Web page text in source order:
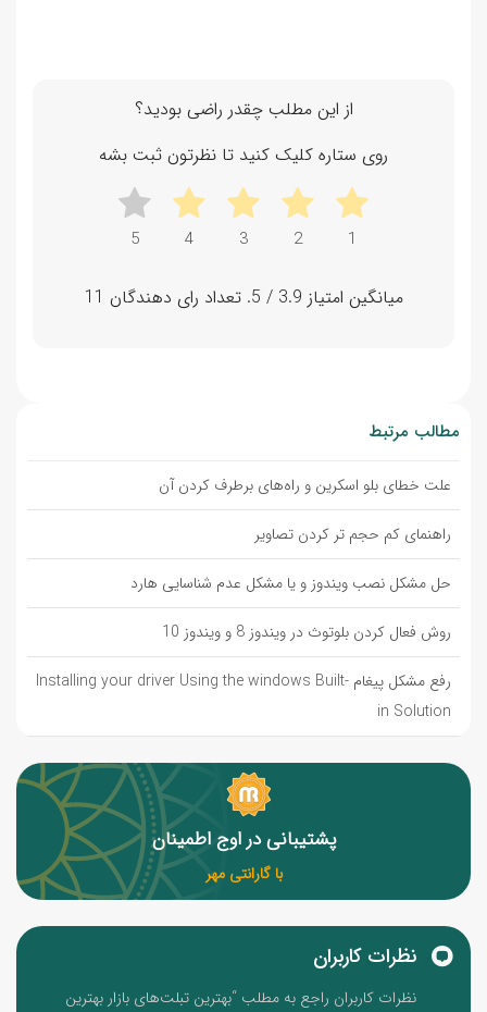
از این مطلب چقدر راضی بودید؟
روی ستاره کلیک کنید تا نظرتون ثبت بشه
میانگین امتیاز 3.9 / 5. تعداد رای دهندگان 11
مطالب مرتبط
علت خطای بلو اسکرین و راه‌های برطرف کردن آن
راهنمای کم حجم تر کردن تصاویر
حل مشکل نصب ویندوز و یا مشکل عدم شناسایی هارد
روش فعال کردن بلوتوث در ویندوز 8 و ویندوز 10
رفع مشکل پیغام Installing your driver Using the windows Built-
in Solution
پشتیبانی در اوج اطمینان
با گارانتی مهر
نظرات کاربران
نظرات کاربران راجع به مطلب “بهترین تبلت‌های بازار بهترین